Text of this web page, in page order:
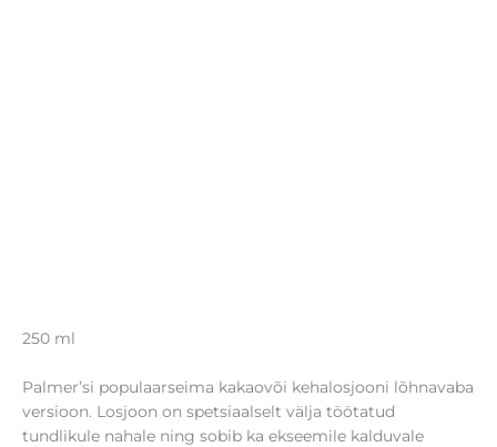
250 ml
Palmer’si populaarseima kakaovõi kehalosjooni lõhnavaba
versioon. Losjoon on spetsiaalselt välja töötatud
tundlikule nahale ning sobib ka ekseemile kalduvale